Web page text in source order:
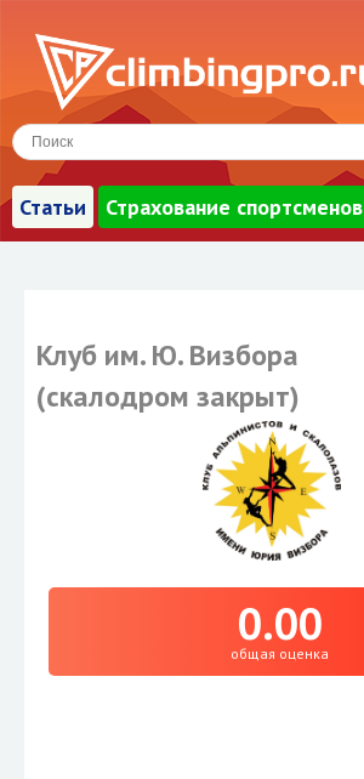
Статьи Страхование спортсменов
Клуб им. Ю. Визбора
(скалодром закрыт)
0.00
общая оценка